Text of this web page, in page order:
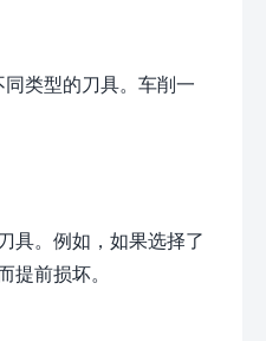
类型的刀具。车削一
具。例如，如果选择了
前损坏。